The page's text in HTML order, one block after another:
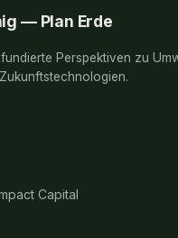
— Plan Erde
Perspektiven zu
Capital